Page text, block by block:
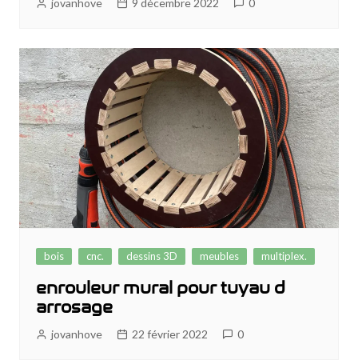
jovanhove 9 décembre 2022 0
bois cnc. dessins 3D meubles multiplex.
enrouleur mural pour tuyau d
arrosage
jovanhove 22 février 2022 0